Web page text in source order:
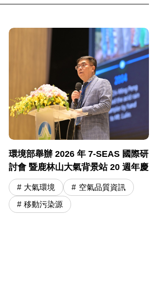
環境部舉辦 2026 年 7-SEAS 國際研
討會 暨鹿林山大氣背景站 20 週年慶
大氣環境 空氣品質資訊
移動污染源